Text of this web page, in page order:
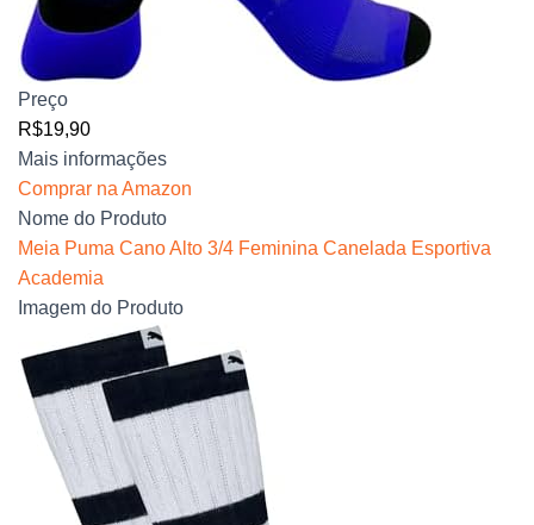
Preço
R$19,90
Mais informações
Comprar na Amazon
Nome do Produto
Meia Puma Cano Alto 3/4 Feminina Canelada Esportiva
Academia
Imagem do Produto